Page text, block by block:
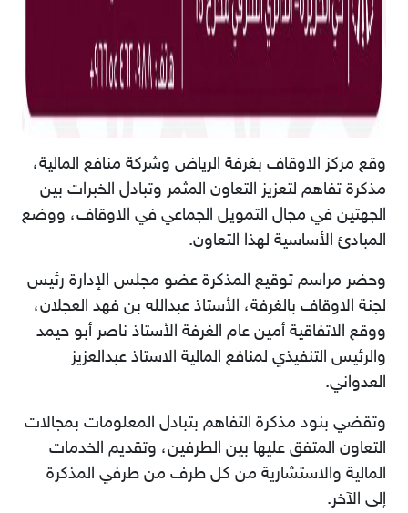
وقع مركز الاوقاف بغرفة الرياض وشركة منافع المالية،
مذكرة تفاهم لتعزيز التعاون المثمر وتبادل الخبرات بين
الجهتين في مجال التمويل الجماعي في الاوقاف، ووضع
المبادئ الأساسية لهذا التعاون.
وحضر مراسم توقيع المذكرة عضو مجلس الإدارة رئيس
لجنة الاوقاف بالغرفة، الأستاذ عبدالله بن فهد العجلان،
ووقع الاتفاقية أمين عام الغرفة الأستاذ ناصر أبو حيمد
والرئيس التنفيذي لمنافع المالية الاستاذ عبدالعزيز
العدواني.
وتقضي بنود مذكرة التفاهم بتبادل المعلومات بمجالات
التعاون المتفق عليها بين الطرفين، وتقديم الخدمات
المالية والاستشارية من كل طرف من طرفي المذكرة
إلى الآخر.